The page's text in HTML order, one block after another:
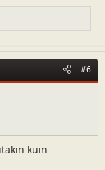
#6
kuin